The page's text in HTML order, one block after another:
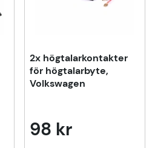
2x högtalarkontakter
för högtalarbyte,
Volkswagen
98 kr